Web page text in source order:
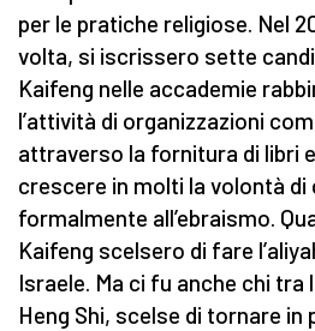
per le pratiche religiose. Nel
volta, si iscrissero sette
Kaifeng nelle accademie
l’attività di organizzazioni
attraverso la fornitura di libri
crescere in molti la volontà
formalmente all’ebraismo.
Kaifeng scelsero di fare
Israele. Ma ci fu anche chi tra
Heng Shi, scelse di tornare in